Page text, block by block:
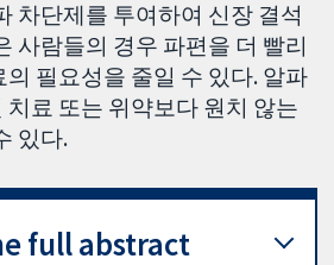
차단제를 투여하여 신장 결석
사람들의 경우 파편을 더 빨리
필요성을 줄일 수 있다. 알파
료 또는 위약보다 원치 않는
있다.
full abstract